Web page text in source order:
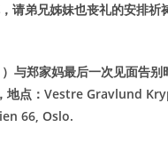
请弟兄姊妹也丧礼的安排祈
妈最后一次见面告别时
地点：Vestre Gravlund
66, Oslo.